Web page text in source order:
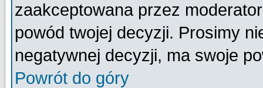
zaakceptowana przez
powód twojej decyzji. Prosimy
negatywnej decyzji, ma swoje
Powrót do góry